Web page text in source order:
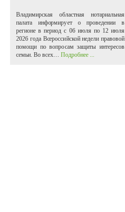
Владимирская областная нотариальная
палата информирует о проведении в
регионе в период с 06 июля по 12 июля
2026 года Всероссийской недели правовой
помощи по вопросам защиты интересов
семьи. Во всех… Подробнее ...